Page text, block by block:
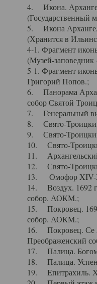
4. Икона.
(Государственный
5. Икона
(Хранится в
4-1. Фрагмент
(Музей-заповедник
5-1. Фрагмент
Григорий Попов.;
6. Панорама
собор Святой
7. Генеральный
8. Свято-Троицкий
9. Свято-Троицкий
10. Свято-
11.
12. Свято-
13. Омофор XIV-
14. Воздух. 1692
собор. АОКМ.;
15. Покровец.
собор. АОКМ.;
16. Покровец. Се
Преображенский
17. Палица.
18. Палица.
19. Епитрахиль.